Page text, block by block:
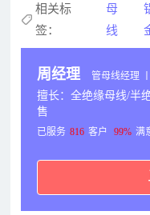
相关标
签：
母
线
周经理 管母线经理
擅长：全绝缘母线/半
售
已服务 816 客户 99% 满